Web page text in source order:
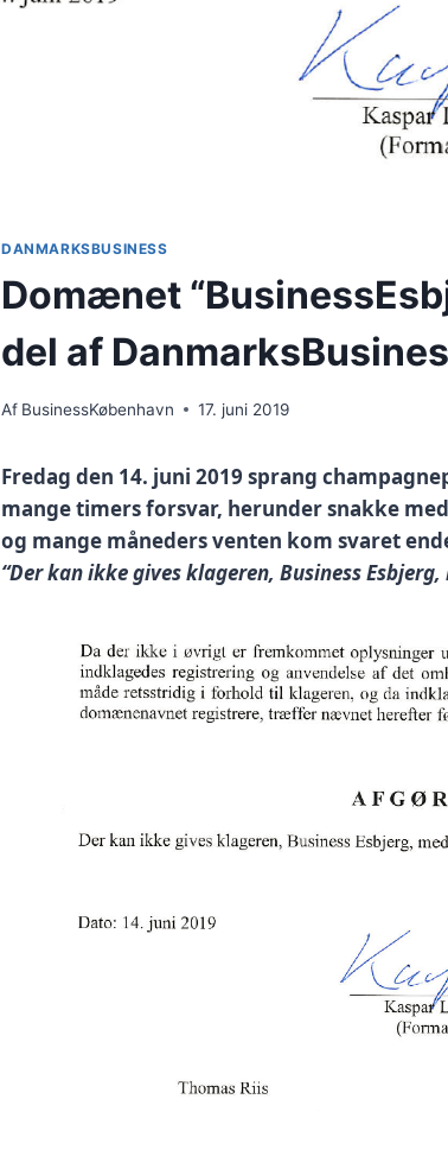
DANMARKSBUSINESS
Domænet
del af
Af BusinessKøbenhavn 17. juni 2019
Fredag den 14. juni 2019 sprang
mange timers forsvar, herunder snakke
og mange måneders venten kom svaret
“Der kan ikke gives klageren, Business Esbjerg,